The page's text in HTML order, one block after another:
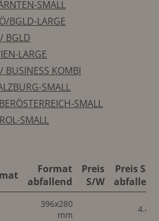
SMALL
BGLD-LARGE
BGLD
LARGE
BUSINESS KOMBI
SMALL
SMALL
SMALL
Format
abfallend
Preis
S/W
Preis S/W
abfallend
396x280
mm
4.468